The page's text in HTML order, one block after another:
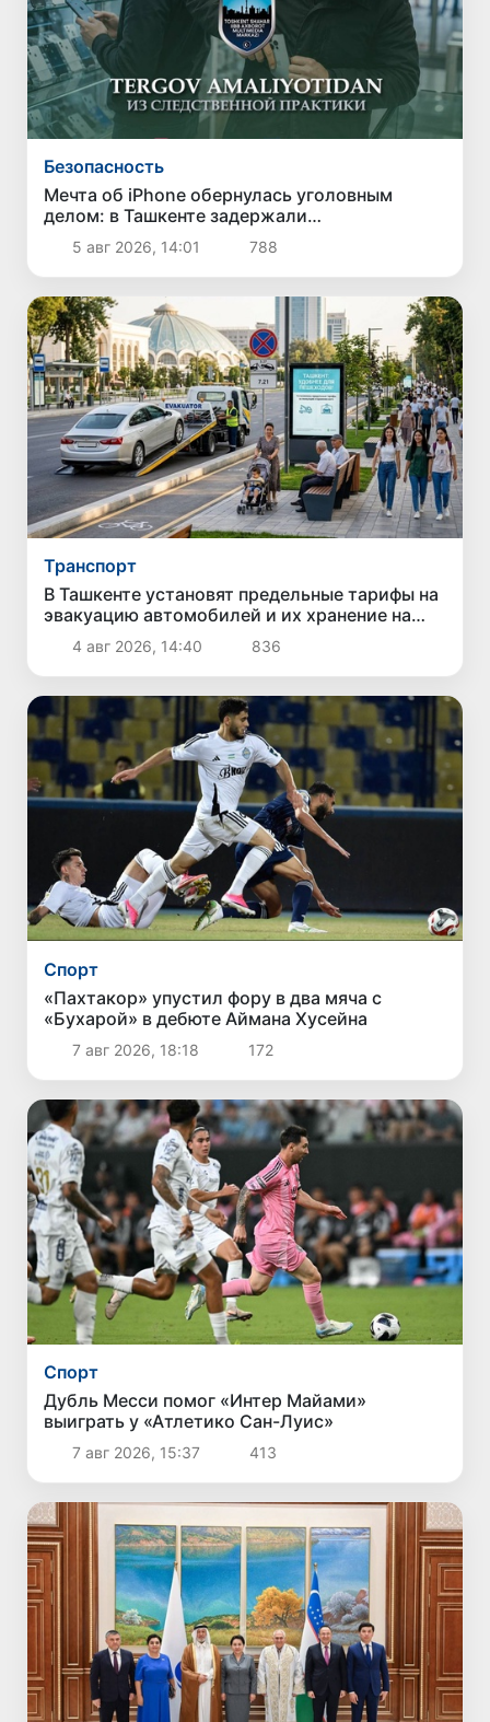
Безопасность
Мечта об iPhone обернулась уголовным
делом: в Ташкенте задержали
подозреваемого в краже дорогого
смартфона
5 авг 2026, 14:01 788
Транспорт
В Ташкенте установят предельные тарифы на
эвакуацию автомобилей и их хранение на
штрафстоянках
4 авг 2026, 14:40 836
Спорт
«Пахтакор» упустил фору в два мяча с
«Бухарой» в дебюте Аймана Хусейна
7 авг 2026, 18:18 172
Спорт
Дубль Месси помог «Интер Майами»
выиграть у «Атлетико Сан-Луис»
7 авг 2026, 15:37 413